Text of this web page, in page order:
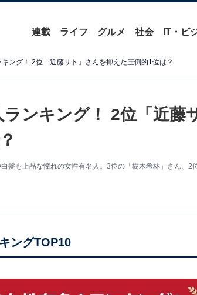
連載 ライフ グルメ 社会 IT・ビ
ング！ 2位「近藤サト」さんを抑えた圧倒的1位は？
ンキング！ 2位「近藤
髪も上品な憧れの女性有名人。3位の「樹木希林」さん、2
ングTOP10